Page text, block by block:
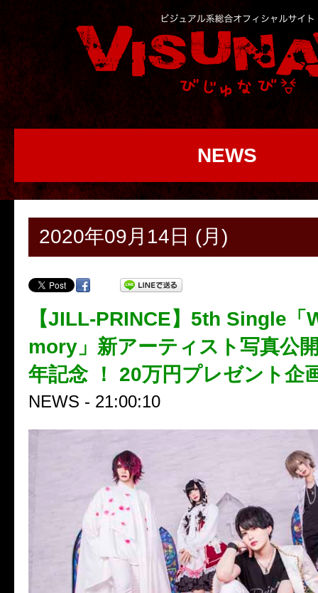
NEWS
2020年09月14日 (月)
【JILL-PRINCE】5th Single「
mory」新アーティスト写真公
年記念 ！ 20万円プレゼント企
NEWS - 21:00:10